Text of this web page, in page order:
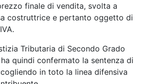
finale di vendita, svolta a
costruttrice e pertanto oggetto di
Tributaria di Secondo Grado
quindi confermato la sentenza di
in toto la linea difensiva